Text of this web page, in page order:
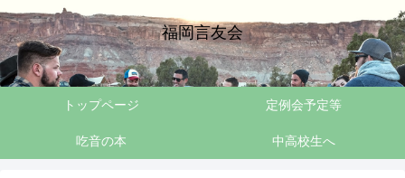
福岡言友会
トップページ 定例会予定等
吃音の本 中高校生へ